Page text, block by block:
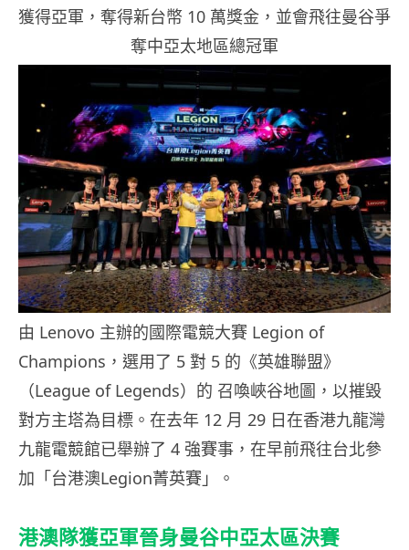
獲得亞軍，奪得新台幣 10 萬獎金，並會飛往曼谷爭
奪中亞太地區總冠軍
由 Lenovo 主辦的國際電競大賽 Legion of
Champions，選用了 5 對 5 的《英雄聯盟》
（League of Legends）的 召喚峽谷地圖，以摧毀
對方主塔為目標。在去年 12 月 29 日在香港九龍灣
九龍電競館已舉辦了 4 強賽事，在早前飛往台北參
加「台港澳Legion菁英賽」。
港澳隊獲亞軍晉身曼谷中亞太區決賽